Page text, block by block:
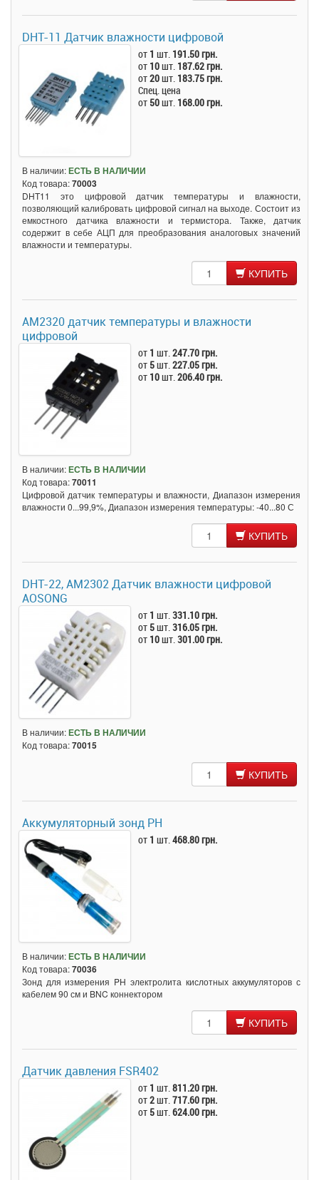
DHT-11 Датчик влажности цифровой
от 1 шт. 191.50 грн.
от 10шт. 187.62 грн.
от20шт. 183.75 грн.
Спец. цена
от 50шт. 168.00 грн.
В наличии:ЕСТЬ В НАЛИЧИИ
Код товара:70003
DHT11 это цифровой датчик температуры и влажности,
позволяющий калибровать цифровой сигнал на выходе. Состоит из
емкостного датчика влажности и термистора. Также, датчик
содержит в себе АЦП для преобразования аналоговых значений
влажности и температуры.
КУПИТЬ
AM2320 датчик температуры и влажности
цифровой
от 1 шт.247.70 грн.
от 5шт.227.05 грн.
от 10шт.206.40 грн.
В наличии:ЕСТЬ В НАЛИЧИИ
Код товара:70011
Цифровой датчик температуры и влажности, Диапазон измерения
влажности 0...99,9%, Диапазон измерения температуры: -40...80 С
КУПИТЬ
DHT-22, AM2302 Датчик влажности цифровой
AOSONG
от 1 шт.331.10 грн.
от 5шт.316.05 грн.
от 10шт.301.00 грн.
В наличии:ЕСТЬ В НАЛИЧИИ
Код товара:70015
КУПИТЬ
Аккумуляторный зонд PH
от 1 шт.468.80 грн.
В наличии:ЕСТЬ В НАЛИЧИИ
Код товара:70036
Зонд для измерения PH электролита кислотных аккумуляторов с
кабелем 90 см и BNC коннектором
КУПИТЬ
Датчик давления FSR402
от 1 шт.811.20 грн.
от2шт.717.60 грн.
от 5шт.624.00 грн.